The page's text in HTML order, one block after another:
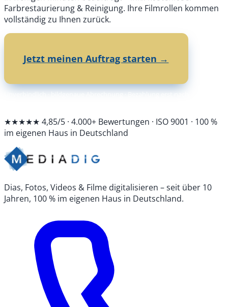
Farbrestaurierung & Reinigung. Ihre Filmrollen kommen
vollständig zu Ihnen zurück.
Jetzt meinen Auftrag starten →
Unverbindlich · bildgenaue Abrechnung · Bezahlung erst nach
★★★★★ 4,85/5 · 4.000+ Bewertungen · ISO 9001 · 100 %
im eigenen Haus in Deutschland
Dias, Fotos, Videos & Filme digitalisieren – seit über 10
Jahren, 100 % im eigenen Haus in Deutschland.